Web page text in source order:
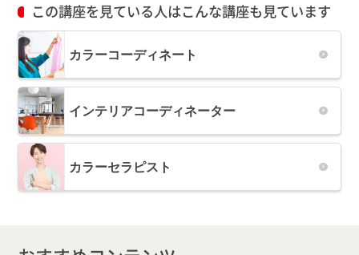
この講座を見ている人はこんな講座も見ています
カラーコーディネート
インテリアコーディネーター
カラーセラピスト